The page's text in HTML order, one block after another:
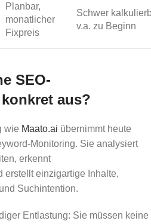
Planbar,
monatlicher
Fixpreis
Schwer
v.a. zu Beginn
SEO-
aus?
wie Maato.ai übernimmt heute
Monitoring. Sie analysiert
erkennt
erstellt einzigartige Inhalte,
Suchintention.
Entlastung: Sie müssen keine